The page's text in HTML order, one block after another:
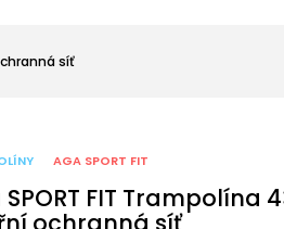
síť
AGA SPORT FIT
FIT Trampolína